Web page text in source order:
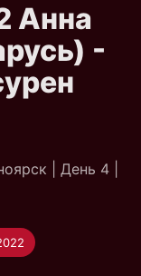
Анна
-
| День 4 |